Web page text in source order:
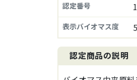
認定番号
表示バイオマス度
認定商品の説明